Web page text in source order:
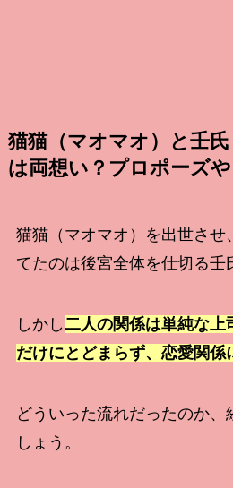
猫猫（マオマオ）と壬
は両想い？プロポーズ
猫猫（マオマオ）を出世させ
てたのは後宮全体を仕切る壬
しかし二人の関係は単純な上
だけにとどまらず、恋愛関係
どういった流れだったのか、
しょう。